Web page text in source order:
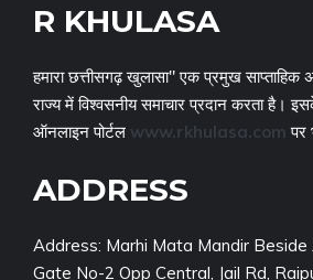
R KHULASA
हमारा छत्तीसगढ़ खुलासा" एक प्रमुख साप्ताहिक
राज्य में विश्वसनीय समाचार प्रदान करता है।
ऑनलाइन पोर्टल www.rkhulasa.com पर
ADDRESS
Address: Marhi Mata Mandir
Gate No-2 Opp Central, Jail Rd,